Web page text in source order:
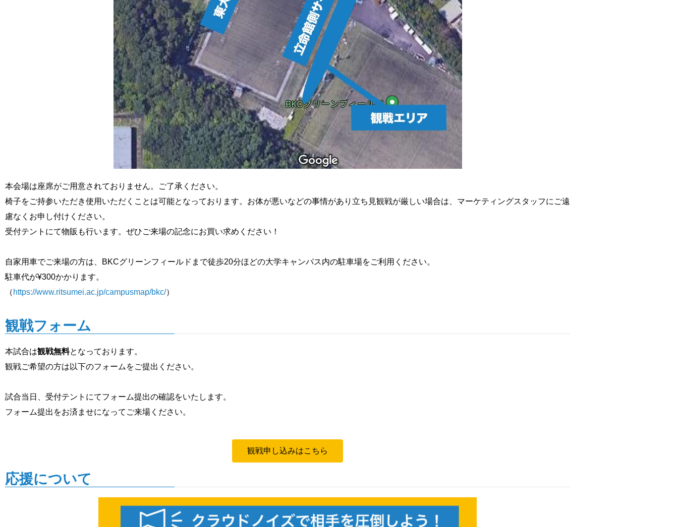
本会場は座席がご用意されておりません。ご了承ください。
椅子をご持参いただき使用いただくことは可能となっております。 お体が悪いなどの事情があり立ち見観戦が厳しい場合は、 マーケティングスタッフにご遠
慮なくお申し付けください。
受付テントにて物販も行います。 ぜひご来場の記念にお買い求めください！
自家用車でご来場の方は、 BKCグリーンフィールドまで徒歩20分ほどの大学キャンパス内の駐車場をご利用ください。
駐車代が¥300かかります。
（ https://www.ritsumei.ac.jp/campusmap/bkc/）
観戦フォーム
本試合は観戦無料となっております。
観戦ご希望の方は以下のフォームをご提出ください。
試合当日、受付テントにてフォーム提出の確認をいたします。
フォーム提出をお済ませになってご来場ください。
観戦申し込みはこちら
応援について